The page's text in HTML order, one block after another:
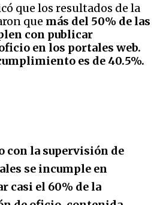
que los resultados de la
que más del 50% de las
con publicar
en los portales web.
es de 40.5%.
con la supervisión de
se incumple en
casi el 60% de la